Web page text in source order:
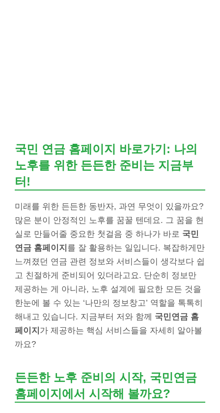
국민 연금 홈페이지 바로가기: 나의
노후를 위한 든든한 준비는 지금부
터!
미래를 위한 든든한 동반자, 과연 무엇이 있을까요?
많은 분이 안정적인 노후를 꿈꿀 텐데요. 그 꿈을 현
실로 만들어줄 중요한 첫걸음 중 하나가 바로 국민
연금 홈페이지 를 잘 활용하는 일입니다. 복잡하게만
느껴졌던 연금 관련 정보와 서비스들이 생각보다 쉽
고 친절하게 준비되어 있더라고요. 단순히 정보만
제공하는 게 아니라, 노후 설계에 필요한 모든 것을
한눈에 볼 수 있는 ‘나만의 정보창고’ 역할을 톡톡히
해내고 있습니다. 지금부터 저와 함께 국민연금 홈
페이지 가 제공하는 핵심 서비스들을 자세히 알아볼
까요?
든든한 노후 준비의 시작, 국민연금
홈페이지에서 시작해 볼까요?